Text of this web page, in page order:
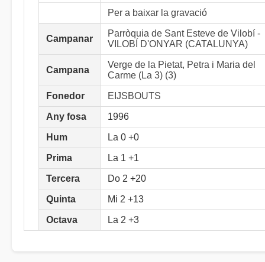
Per a baixar la gravació
Campanar
Parròquia de Sant Esteve de Vilobí -
VILOBÍ D'ONYAR (CATALUNYA)
Campana
Verge de la Pietat, Petra i Maria del
Carme (La 3) (3)
Fonedor EIJSBOUTS
Any fosa 1996
Hum La 0 +0
Prima La 1 +1
Tercera Do 2 +20
Quinta Mi 2 +13
Octava La 2 +3